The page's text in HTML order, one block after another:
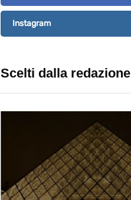
Instagram
Scelti dalla redazione